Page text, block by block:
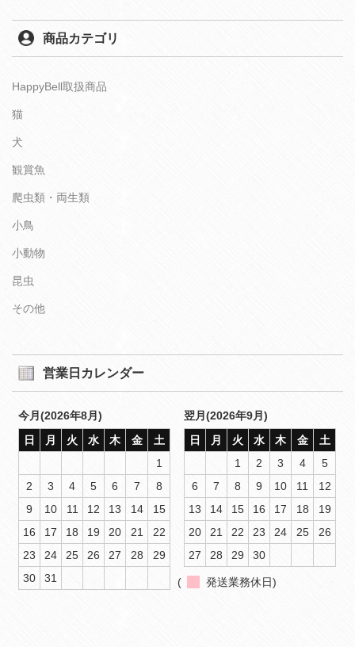
商品カテゴリ
HappyBell取扱商品
猫
犬
観賞魚
爬虫類・両生類
小鳥
小動物
昆虫
その他
営業日カレンダー
今月(2026年8月)
日
月 火 水 木 金
土
1
2
3 4 5 6 7
8
9
10 11 12 13 14
15
16
17 18 19 20 21
22
23
24 25 26 27 28
29
30
31
翌月(2026年9月)
日
月 火 水 木 金
土
1
2 3 4
5
6
7 8 9 10 11
12
13
14 15 16 17 18
19
20
21 22 23 24 25
26
27
28 29 30
( 発送業務休日)